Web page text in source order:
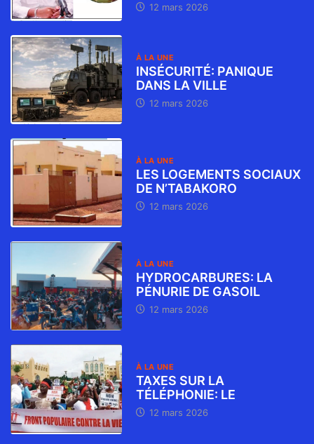
12 mars 2026
À LA UNE
INSÉCURITÉ: PANIQUE
DANS LA VILLE
12 mars 2026
À LA UNE
LES LOGEMENTS SOCIAUX
DE N’TABAKORO
12 mars 2026
À LA UNE
HYDROCARBURES: LA
PÉNURIE DE GASOIL
12 mars 2026
À LA UNE
TAXES SUR LA
TÉLÉPHONIE: LE
12 mars 2026